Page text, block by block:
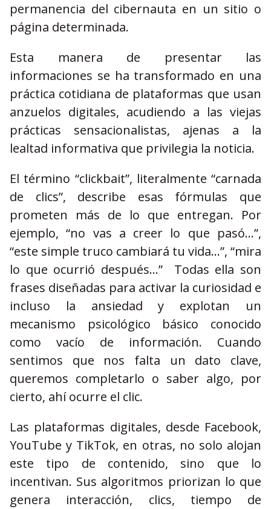
permanencia del cibernauta en un sitio o
página determinada.
Esta manera de presentar las
informaciones se ha transformado en una
práctica cotidiana de plataformas que usan
anzuelos digitales, acudiendo a las viejas
prácticas sensacionalistas, ajenas a la
lealtad informativa que privilegia la noticia.
El término “clickbait”, literalmente “carnada
de clics”, describe esas fórmulas que
prometen más de lo que entregan. Por
ejemplo, “no vas a creer lo que pasó…”,
“este simple truco cambiará tu vida…”, “mira
lo que ocurrió después…” Todas ella son
frases diseñadas para activar la curiosidad e
incluso la ansiedad y explotan un
mecanismo psicológico básico conocido
como vacío de información. Cuando
sentimos que nos falta un dato clave,
queremos completarlo o saber algo, por
cierto, ahí ocurre el clic.
Las plataformas digitales, desde Facebook,
YouTube y TikTok, en otras, no solo alojan
este tipo de contenido, sino que lo
incentivan. Sus algoritmos priorizan lo que
genera interacción, clics, tiempo de